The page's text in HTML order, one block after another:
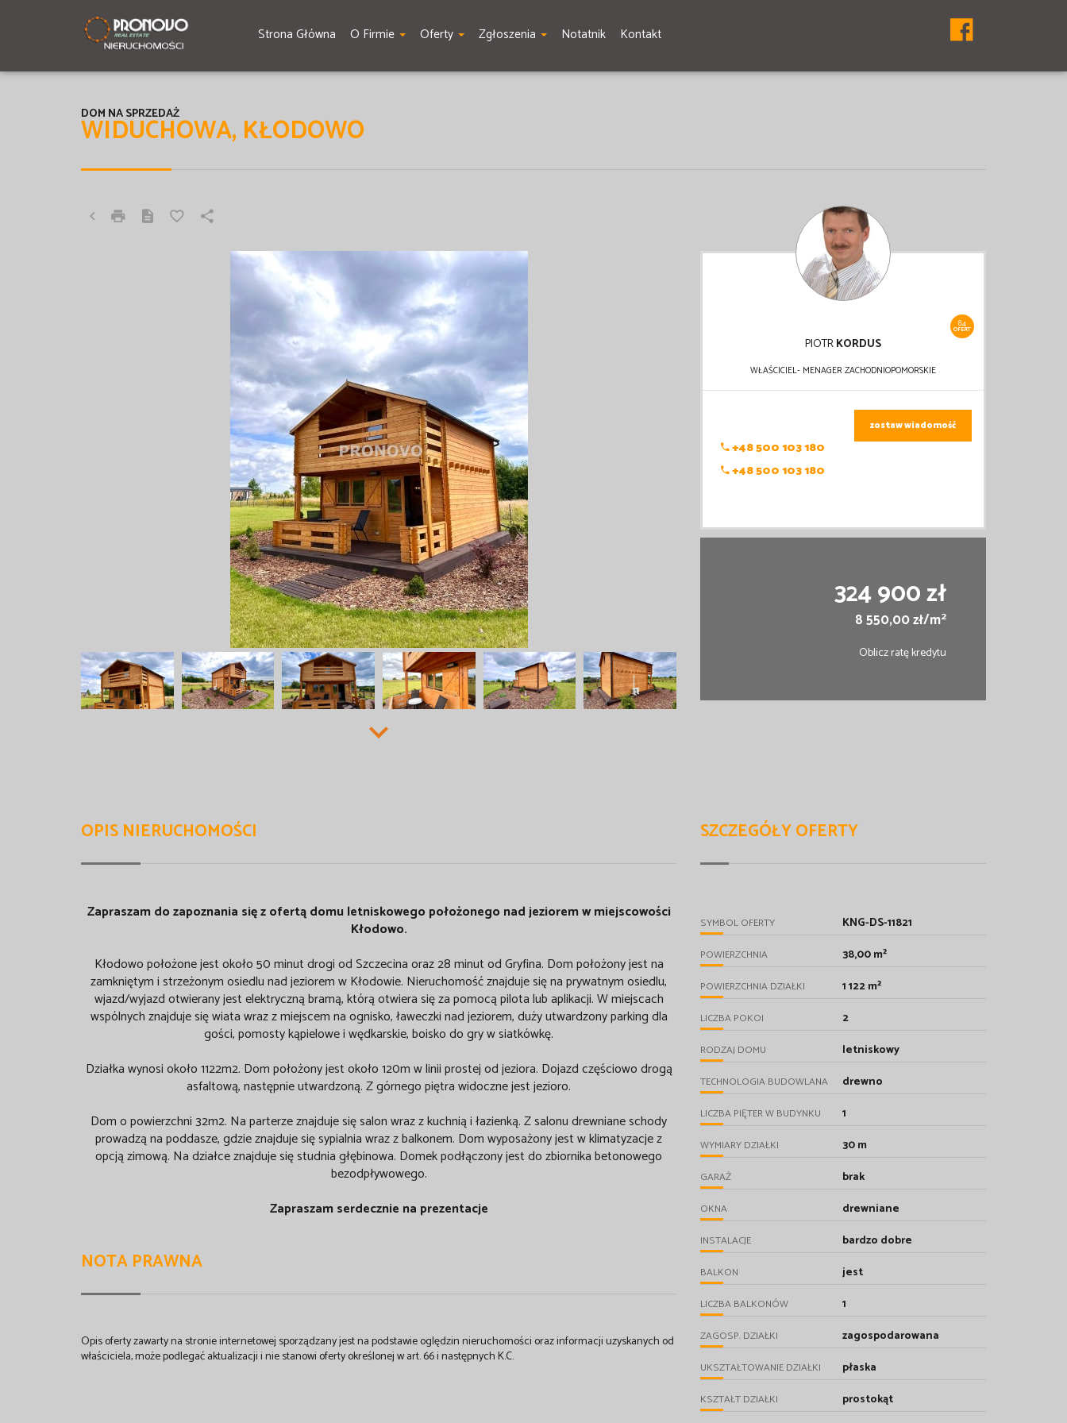
Strona Główna O Firmie Oferty Zgłoszenia Notatnik Kontakt
WIDUCHOWA, KŁODOWO
DOM NA SPRZEDAŻ
84
OFERT
PIOTRKORDUS
WŁAŚCICIEL- MENAGER ZACHODNIOPOMORSKIE
+48 500 103 180
+48 500 103 180
zostaw wiadomość
324 900 zł
8 550,00 zł/m2
Oblicz ratę kredytu
OPIS NIERUCHOMOŚCI
Zapraszam do zapoznania się z ofertą domu letniskowego położonego nad jeziorem w miejscowości
Kłodowo.
Kłodowo położone jest około 50 minut drogi od Szczecina oraz 28 minut od Gryfina. Dom położony jest na
zamkniętym i strzeżonym osiedlu nad jeziorem w Kłodowie. Nieruchomość znajduje się na prywatnym osiedlu,
wjazd/wyjazd otwierany jest elektryczną bramą, którą otwiera się za pomocą pilota lub aplikacji. W miejscach
wspólnych znajduje się wiata wraz z miejscem na ognisko, ławeczki nad jeziorem, duży utwardzony parking dla
gości, pomosty kąpielowe i wędkarskie, boisko do gry w siatkówkę.
Działka wynosi około 1122m2. Dom położony jest około 120m w linii prostej od jeziora. Dojazd częściowo drogą
asfaltową, następnie utwardzoną. Z górnego piętra widoczne jest jezioro.
Dom o powierzchni 32m2. Na parterze znajduje się salon wraz z kuchnią i łazienką. Z salonu drewniane schody
prowadzą na poddasze, gdzie znajduje się sypialnia wraz z balkonem. Dom wyposażony jest w klimatyzacje z
opcją zimową. Na działce znajduje się studnia głębinowa. Domek podłączony jest do zbiornika betonowego
bezodpływowego.
Zapraszam serdecznie na prezentacje
NOTA PRAWNA
Opis oferty zawarty na stronie internetowej sporządzany jest na podstawie oględzin nieruchomości oraz informacji uzyskanych od
właściciela, może podlegać aktualizacji i nie stanowi oferty określonej w art. 66 i następnych K.C.
SZCZEGÓŁY OFERTY
SYMBOL OFERTY KNG-DS-11821
POWIERZCHNIA 38,00 m²
POWIERZCHNIA DZIAŁKI 1 122 m²
LICZBA POKOI 2
RODZAJ DOMU letniskowy
TECHNOLOGIA BUDOWLANA drewno
LICZBA PIĘTER W BUDYNKU 1
WYMIARY DZIAŁKI 30 m
GARAŻ brak
OKNA drewniane
INSTALACJE bardzo dobre
BALKON jest
LICZBA BALKONÓW 1
ZAGOSP. DZIAŁKI zagospodarowana
UKSZTAŁTOWANIE DZIAŁKI płaska
KSZTAŁT DZIAŁKI prostokąt